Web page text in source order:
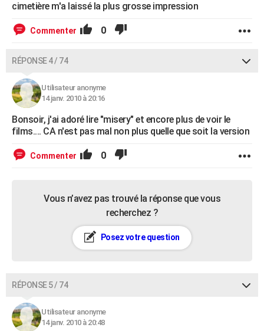
cimetière m'a laissé la plus grosse impression
Commenter 0
RÉPONSE 4 / 74
Utilisateur anonyme
14 janv. 2010 à 20:16
Bonsoir, j'ai adoré lire "misery" et encore plus de voir le
films.... CA n'est pas mal non plus quelle que soit la version
Commenter 0
Vous n’avez pas trouvé la réponse que vous
recherchez ?
Posez votre question
RÉPONSE 5 / 74
Utilisateur anonyme
14 janv. 2010 à 20:48